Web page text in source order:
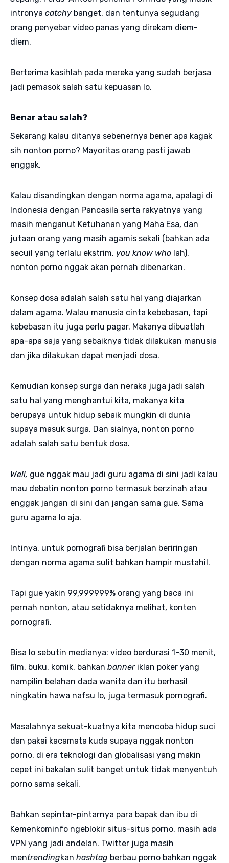
intronya catchy banget, dan tentunya segudang
orang penyebar video panas yang direkam diem-
diem.
Berterima kasihlah pada mereka yang sudah berjasa
jadi pemasok salah satu kepuasan lo.
Benar atau salah?
Sekarang kalau ditanya sebenernya bener apa kagak
sih nonton porno? Mayoritas orang pasti jawab
enggak.
Kalau disandingkan dengan norma agama, apalagi di
Indonesia dengan Pancasila serta rakyatnya yang
masih menganut Ketuhanan yang Maha Esa, dan
jutaan orang yang masih agamis sekali (bahkan ada
secuil yang terlalu ekstrim, you know who lah),
nonton porno nggak akan pernah dibenarkan.
Konsep dosa adalah salah satu hal yang diajarkan
dalam agama. Walau manusia cinta kebebasan, tapi
kebebasan itu juga perlu pagar. Makanya dibuatlah
apa-apa saja yang sebaiknya tidak dilakukan manusia
dan jika dilakukan dapat menjadi dosa.
Kemudian konsep surga dan neraka juga jadi salah
satu hal yang menghantui kita, makanya kita
berupaya untuk hidup sebaik mungkin di dunia
supaya masuk surga. Dan sialnya, nonton porno
adalah salah satu bentuk dosa.
Well, gue nggak mau jadi guru agama di sini jadi kalau
mau debatin nonton porno termasuk berzinah atau
enggak jangan di sini dan jangan sama gue. Sama
guru agama lo aja.
Intinya, untuk pornografi bisa berjalan beriringan
dengan norma agama sulit bahkan hampir mustahil.
Tapi gue yakin 99,999999% orang yang baca ini
pernah nonton, atau setidaknya melihat, konten
pornografi.
Bisa lo sebutin medianya: video berdurasi 1-30 menit,
film, buku, komik, bahkan banner iklan poker yang
nampilin belahan dada wanita dan itu berhasil
ningkatin hawa nafsu lo, juga termasuk pornografi.
Masalahnya sekuat-kuatnya kita mencoba hidup suci
dan pakai kacamata kuda supaya nggak nonton
porno, di era teknologi dan globalisasi yang makin
cepet ini bakalan sulit banget untuk tidak menyentuh
porno sama sekali.
Bahkan sepintar-pintarnya para bapak dan ibu di
Kemenkominfo ngeblokir situs-situs porno, masih ada
VPN yang jadi andelan. Twitter juga masih
mentrendingkan hashtag berbau porno bahkan nggak